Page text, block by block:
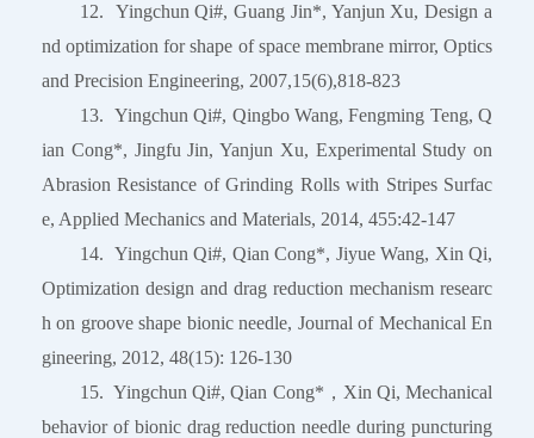
12. Yingchun Qi#, Guang Jin*, Yanjun Xu, Design a
nd optimization for shape of space membrane mirror, Optics
and Precision Engineering, 2007,15(6),818-823
13. Yingchun Qi#, Qingbo Wang, Fengming Teng, Q
ian Cong*, Jingfu Jin, Yanjun Xu, Experimental Study on
Abrasion Resistance of Grinding Rolls with Stripes Surfac
e, Applied Mechanics and Materials, 2014, 455:42-147
14. Yingchun Qi#, Qian Cong*, Jiyue Wang, Xin Qi,
Optimization design and drag reduction mechanism researc
h on groove shape bionic needle, Journal of Mechanical En
gineering, 2012, 48(15): 126-130
15. Yingchun Qi#, Qian Cong*，Xin Qi, Mechanical
behavior of bionic drag reduction needle during puncturing